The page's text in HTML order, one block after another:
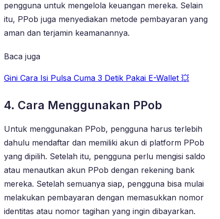
pengguna untuk mengelola keuangan mereka. Selain
itu, PPob juga menyediakan metode pembayaran yang
aman dan terjamin keamanannya.
Baca juga
Gini Cara Isi Pulsa Cuma 3 Detik Pakai E-Wallet 💥
4. Cara Menggunakan PPob
Untuk menggunakan PPob, pengguna harus terlebih
dahulu mendaftar dan memiliki akun di platform PPob
yang dipilih. Setelah itu, pengguna perlu mengisi saldo
atau menautkan akun PPob dengan rekening bank
mereka. Setelah semuanya siap, pengguna bisa mulai
melakukan pembayaran dengan memasukkan nomor
identitas atau nomor tagihan yang ingin dibayarkan.